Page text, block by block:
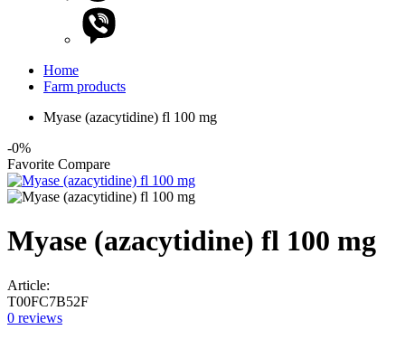
Home
Farm products
Myase (azacytidine) fl 100 mg
-0%
Favorite Compare
Myase (azacytidine) fl 100 mg
Article:
T00FC7B52F
0 reviews